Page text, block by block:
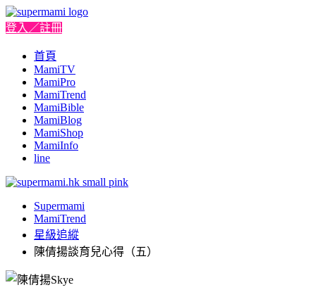
登入／註冊
首頁
MamiTV
MamiPro
MamiTrend
MamiBible
MamiBlog
MamiShop
MamiInfo
line
Supermami
MamiTrend
星級追縱
陳倩揚談育兒心得（五）